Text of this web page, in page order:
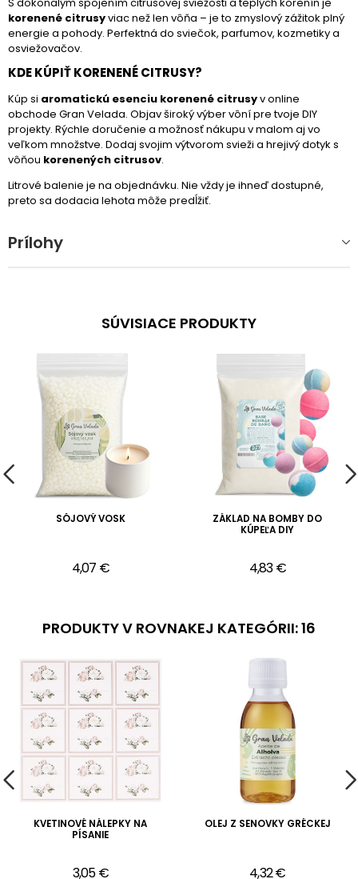
korenené citrusyviac než len vôňa – je to zmyslový zážitok plný
energie a pohody. Perfektná do sviečok, parfumov, kozmetiky a
osviežovačov.
KDE KÚPIŤ KORENENÉ CITRUSY?
Kúp si aromatickú esenciu korenené citrusyv online
obchode Gran Velada. Objav široký výber vôní pre tvoje DIY
projekty. Rýchle doručenie a možnosť nákupu v malom aj vo
veľkom množstve. Dodaj svojim výtvorom svieži a hrejivý dotyk s
vôňou korenených citrusov.
Litrové balenie je na objednávku. Nie vždy je ihneď dostupné,
preto sa dodacia lehota môže predĺžiť.
Prílohy
SÚVISIACE PRODUKTY
SÓJOVÝ VOSK
4,07 €
ZÁKLAD NA BOMBY DO
KÚPEĽA DIY
4,83 €
PRODUKTY V ROVNAKEJ KATEGÓRII: 16
KVETINOVÉ NÁLEPKY NA
PÍSANIE
3,05 €
OLEJ Z SENOVKY GRÉCKEJ
4,32 €